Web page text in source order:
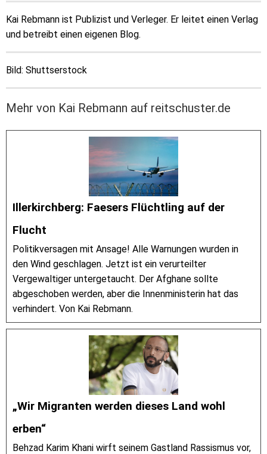
Kai Rebmann ist Publizist und Verleger. Er leitet einen Verlag
und betreibt einen eigenen Blog.
Bild: Shuttserstock
Mehr von Kai Rebmann auf reitschuster.de
Illerkirchberg: Faesers Flüchtling auf der
Flucht
Politikversagen mit Ansage! Alle Warnungen wurden in
den Wind geschlagen. Jetzt ist ein verurteilter
Vergewaltiger untergetaucht. Der Afghane sollte
abgeschoben werden, aber die Innenministerin hat das
verhindert. Von Kai Rebmann.
„Wir Migranten werden dieses Land wohl
erben“
Behzad Karim Khani wirft seinem Gastland Rassismus vor,